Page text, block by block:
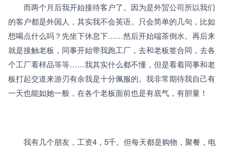
而两个月后我开始接待客户了。因为是外贸公司所以我们
的客户都是外国人，其实我不会英语。只会简单的几句，比如
想喝点什么吗？先坐下休息下……然后开始端茶倒水。再后来
就是接触老板，同事开始带我跑工厂，去和老板签合同，去各
个工厂看样品等等……我其实什么都不懂，但是看着同事和老
板打起交道来游刃有余我是十分佩服的。我非常期待我自己有
一天也能如她一般，在各个老板面前也是有底气，有胆量！
我有几个朋友，工资4，5千。但每天都是购物，聚餐，电